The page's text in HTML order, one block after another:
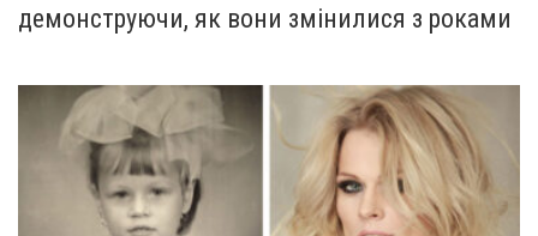
демонструючи, як вони змінилися з роками